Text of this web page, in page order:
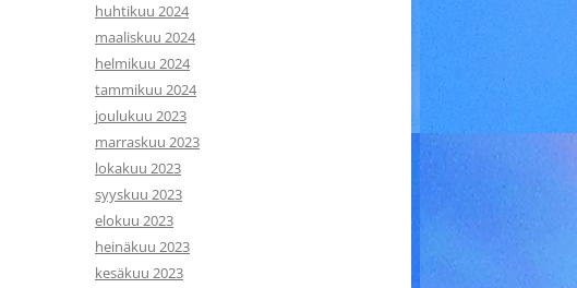
huhtikuu 2024
maaliskuu 2024
helmikuu 2024
tammikuu 2024
joulukuu 2023
marraskuu 2023
lokakuu 2023
syyskuu 2023
elokuu 2023
heinäkuu 2023
kesäkuu 2023